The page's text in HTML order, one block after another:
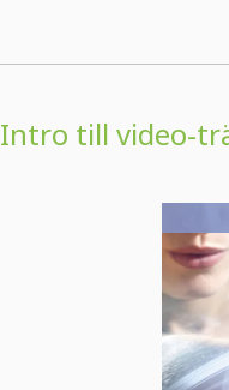
Intro till video-